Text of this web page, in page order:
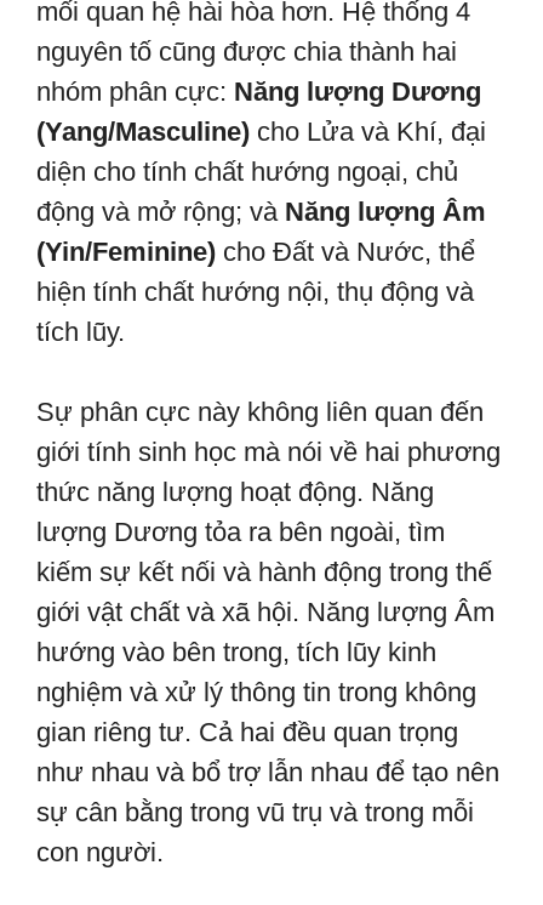
mối quan hệ hài hòa hơn. Hệ thống 4
nguyên tố cũng được chia thành hai
nhóm phân cực: Năng lượng Dương
(Yang/Masculine) cho Lửa và Khí, đại
diện cho tính chất hướng ngoại, chủ
động và mở rộng; và Năng lượng Âm
(Yin/Feminine) cho Đất và Nước, thể
hiện tính chất hướng nội, thụ động và
tích lũy.
Sự phân cực này không liên quan đến
giới tính sinh học mà nói về hai phương
thức năng lượng hoạt động. Năng
lượng Dương tỏa ra bên ngoài, tìm
kiếm sự kết nối và hành động trong thế
giới vật chất và xã hội. Năng lượng Âm
hướng vào bên trong, tích lũy kinh
nghiệm và xử lý thông tin trong không
gian riêng tư. Cả hai đều quan trọng
như nhau và bổ trợ lẫn nhau để tạo nên
sự cân bằng trong vũ trụ và trong mỗi
con người.